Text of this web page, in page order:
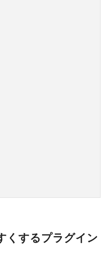
くするプラグイン